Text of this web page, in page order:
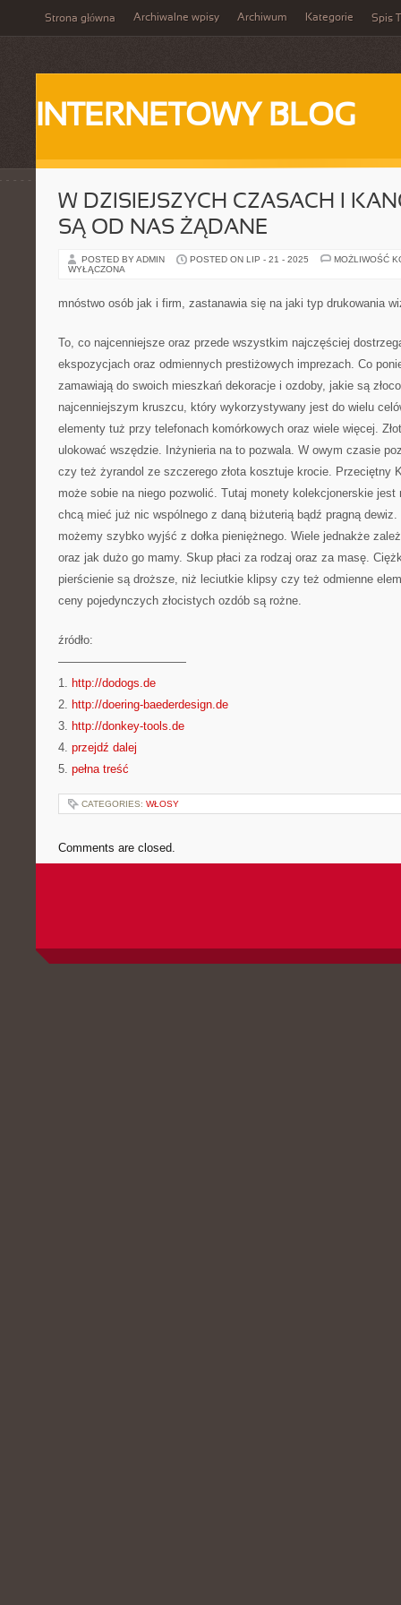
Strona główna Archiwalne wpisy Archiwum Kategorie Spis
INTERNETOWY BLOG
W DZISIEJSZYCH CZASACH I
SĄ OD NAS ŻĄDANE
POSTED BY ADMIN POSTED ON LIP - 21 - 2025
MOŻLIWOŚĆ
WYŁĄCZONA
mnóstwo osób jak i firm, zastanawia się na jaki typ drukowania
To, co najcenniejsze oraz przede wszystkim najczęściej
ekspozycjach oraz odmiennych prestiżowych imprezach. Co
zamawiają do swoich mieszkań dekoracje i ozdoby, jakie są
najcenniejszym kruszcu, który wykorzystywany jest do wielu
elementy tuż przy telefonach komórkowych oraz wiele więcej.
ulokować wszędzie. Inżynieria na to pozwala. W owym czasie
czy też żyrandol ze szczerego złota kosztuje krocie. Przeciętny
może sobie na niego pozwolić. Tutaj monety kolekcjonerskie
chcą mieć już nic wspólnego z daną biżuterią bądź pragną dewiz.
możemy szybko wyjść z dołka pieniężnego. Wiele jednakże
oraz jak dużo go mamy. Skup płaci za rodzaj oraz za masę.
pierścienie są droższe, niż leciutkie klipsy czy też odmienne
ceny pojedynczych złocistych ozdób są rożne.
źródło:
———————————
1. http://dodogs.de
2. http://doering-baederdesign.de
3. http://donkey-tools.de
4. przejdź dalej
5. pełna treść
CATEGORIES: WŁOSY
Comments are closed.